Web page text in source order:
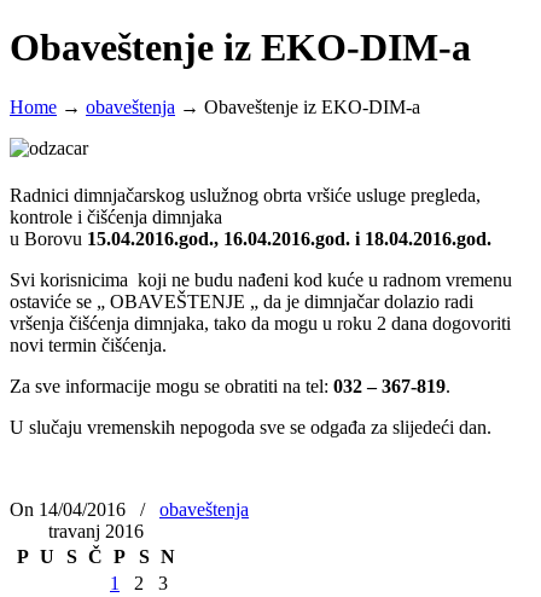
Obaveštenje iz EKO-DIM-a
Home → obaveštenja → Obaveštenje iz EKO-DIM-a
Radnici dimnjačarskog uslužnog obrta vršiće usluge pregleda,
kontrole i čišćenja dimnjaka
u Borovu 15.04.2016.god., 16.04.2016.god. i 18.04.2016.god.
Svi korisnicima koji ne budu nađeni kod kuće u radnom vremenu
ostaviće se „ OBAVEŠTENJE „ da je dimnjačar dolazio radi
vršenja čišćenja dimnjaka, tako da mogu u roku 2 dana dogovoriti
novi termin čišćenja.
Za sve informacije mogu se obratiti na tel: 032 – 367-819.
U slučaju vremenskih nepogoda sve se odgađa za slijedeći dan.
On 14/04/2016 /
obaveštenja
travanj 2016
P U S Č P S N
1
2
3